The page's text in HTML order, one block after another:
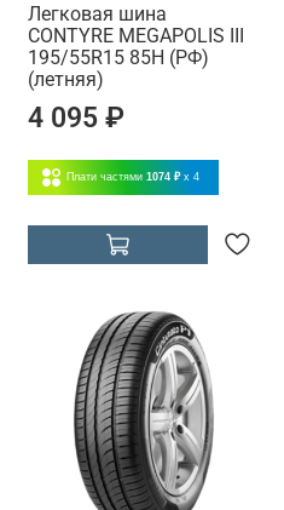
Легковая шина
CONTYRE MEGAPOLIS III
195/55R15 85H (РФ)
(летняя)
4 095 ₽
Плати частями 1074 ₽ x 4